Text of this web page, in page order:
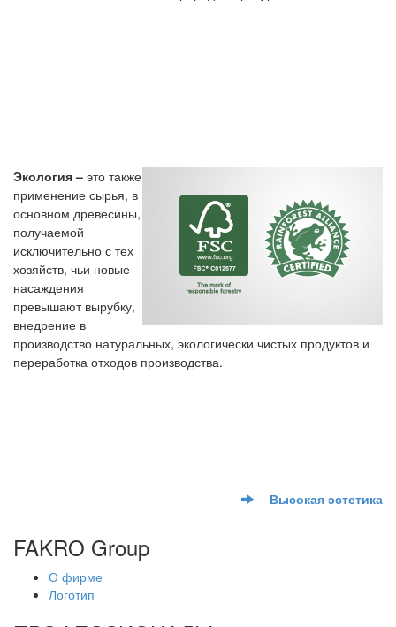
Экология – это также
применение сырья, в
основном древесины,
получаемой
исключительно с тех
хозяйств, чьи новые
насаждения
превышают вырубку,
внедрение в
производство натуральных, экологически чистых продуктов и
переработка отходов производства.
Высокая эстетика
FAKRO Group
О фирме
Логотип